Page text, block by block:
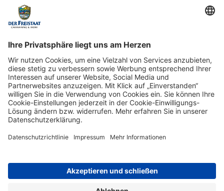
Newsletter: Jetzt auf
shop.derfreistaat.de anmelden und
einen 5€ Gutschein für unseren Online-
Shop erhalten!*
Impressum Datenschutz Barrierefreiheit